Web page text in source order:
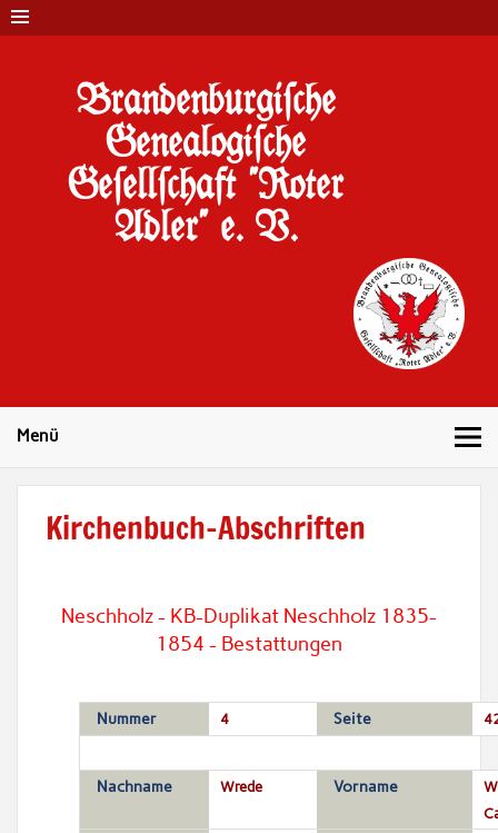
Brandenburgi#che
Genealogi#che
Ge#ell#chaft "Roter
Adler" e. V.
Menü
Kirchenbuch-Abschriften
Neschholz - KB-Duplikat Neschholz 1835-
1854 - Bestattungen
Nummer 4 Seite
Nachname Wrede Vorname